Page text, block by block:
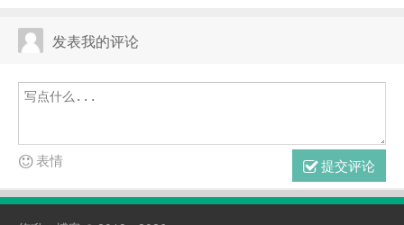
发表我的评论
提交评论
表情